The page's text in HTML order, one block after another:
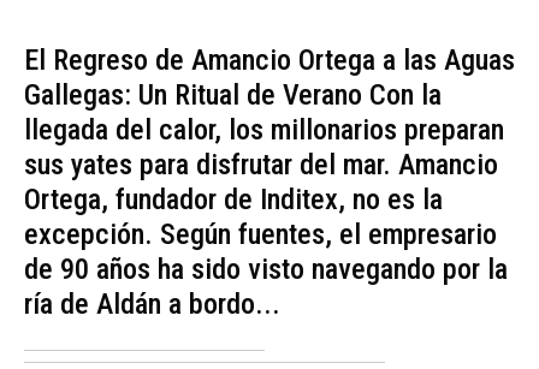
El Regreso de Amancio Ortega a las Aguas
Gallegas: Un Ritual de Verano Con la
llegada del calor, los millonarios preparan
sus yates para disfrutar del mar. Amancio
Ortega, fundador de Inditex, no es la
excepción. Según fuentes, el empresario
de 90 años ha sido visto navegando por la
ría de Aldán a bordo...